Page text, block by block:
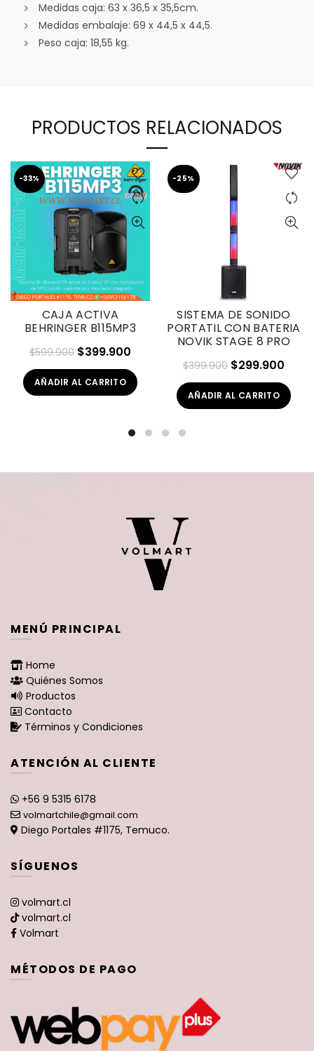
Medidas caja: 63 x 36,5 x 35,5cm.
Medidas embalaje: 69 x 44,5 x 44,5.
Peso caja: 18,55 kg.
PRODUCTOS RELACIONADOS
-33%
CAJA ACTIVA
BEHRINGER B115MP3
$599.900 El
precio
original
$399.900
precio
actual
AÑADIR AL CARRITO
-25%
SISTEMA DE SONIDO
PORTATIL CON BATERIA
NOVIK STAGE 8 PRO
$399.900 El
precio
original
$299.900
AÑADIR AL CARRITO
MENÚ PRINCIPAL
Home
Quiénes Somos
Productos
Contacto
Términos y Condiciones
ATENCIÓN AL CLIENTE
+56 9 5315 6178
volmartchile@gmail.com
Diego Portales #1175, Temuco.
SÍGUENOS
volmart.cl
volmart.cl
Volmart
MÉTODOS DE PAGO